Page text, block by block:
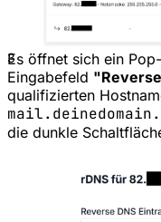
3
Es öffnet sich ein
Eingabefeld
qualifizierten
die dunkle